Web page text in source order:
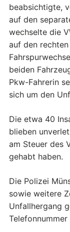
beabsichtigte,
auf den
wechselte die
auf den
beiden
Pkw-Fahrerin
sich um den
Die etwa 40
blieben
am Steuer des
gehabt haben.
Die Polizei
sowie weitere
Unfallhergang